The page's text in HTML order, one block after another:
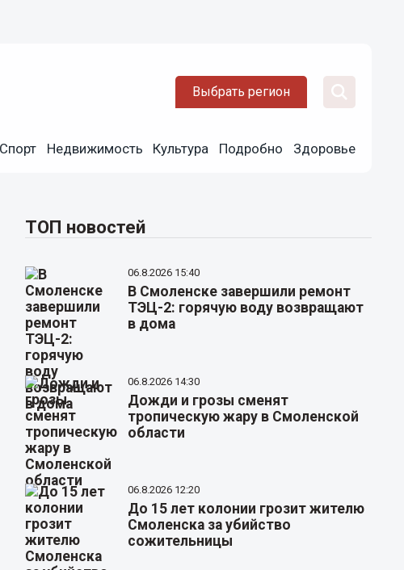
Выбрать регион
Спорт Недвижимость Культура Подробно Здоровье
ТОП новостей
06.8.2026 15:40
В Смоленске завершили ремонт
ТЭЦ-2: горячую воду возвращают
в дома
06.8.2026 14:30
Дожди и грозы сменят
тропическую жару в Смоленской
области
06.8.2026 12:20
До 15 лет колонии грозит жителю
Смоленска за убийство
сожительницы